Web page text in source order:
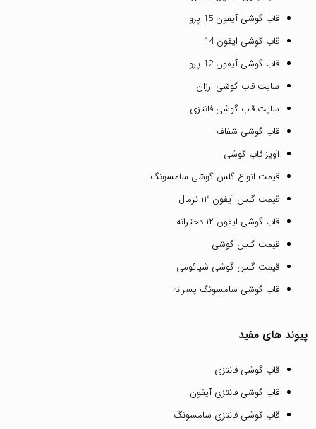
قاب گوشی آیفون 15 پرو
قاب گوشی ایفون 14
قاب گوشی آیفون 12 پرو
سایت قاب گوشی ارزان
سایت قاب گوشی فانتزی
قاب گوشی شفاف
آویز قاب گوشی
قیمت انواع گلس گوشی سامسونگ
قیمت گلس آیفون ۱۳ نرمال
قاب گوشی ایفون ۱۲ دخترانه
قیمت گلس گوشی
قیمت گلس گوشی شیائومی
قاب گوشی سامسونگ پسرانه
پیوند های مفید
قاب گوشی فانتزی
قاب گوشی فانتزی آیفون
قاب گوشی فانتزی سامسونگ